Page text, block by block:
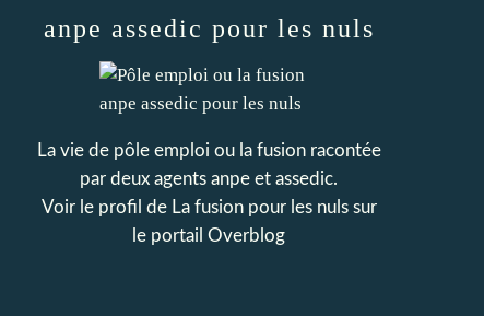
anpe assedic pour les nuls
La vie de pôle emploi ou la fusion racontée
par deux agents anpe et assedic.
Voir le profil de La fusion pour les nulssur
le portail Overblog